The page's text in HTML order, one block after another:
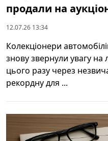
продали на
12.07.26 13:34
Колекціонери
знову звернули увагу
цього разу через
рекордну для ...